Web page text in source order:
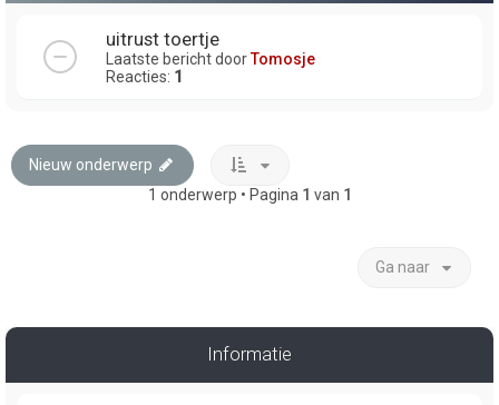
uitrust toertje
Laatste bericht doorTomosje
Reacties: 1
Nieuw onderwerp
1 onderwerp • Pagina 1 van 1
Ga naar
Informatie